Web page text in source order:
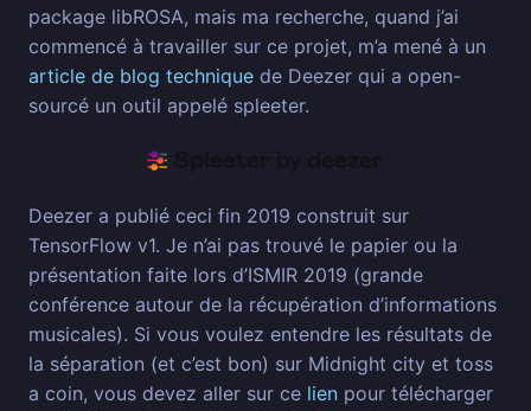
package libROSA, mais ma recherche, quand j’ai
commencé à travailler sur ce projet, m’a mené à un
article de blog technique de Deezer qui a open-
sourcé un outil appelé spleeter.
Deezer a publié ceci fin 2019 construit sur
TensorFlow v1. Je n’ai pas trouvé le papier ou la
présentation faite lors d’ISMIR 2019 (grande
conférence autour de la récupération d’informations
musicales). Si vous voulez entendre les résultats de
la séparation (et c’est bon) sur Midnight city et toss
a coin, vous devez aller sur ce lien pour télécharger